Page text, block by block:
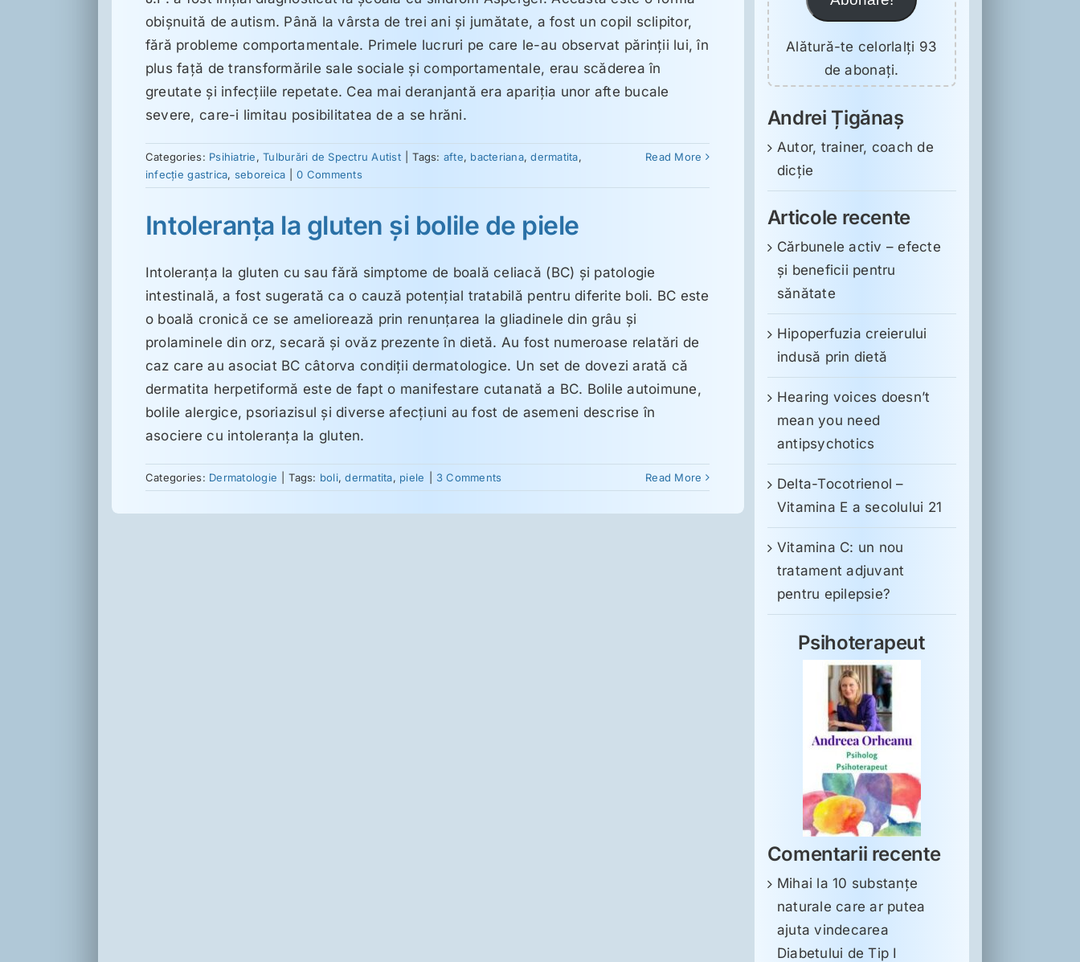
obişnuită de autism. Până la vârsta de trei ani şi jumătate, a fost un copil sclipitor,
fără probleme comportamentale. Primele lucruri pe care le-au observat părinţii lui, în
plus faţă de transformările sale sociale şi comportamentale, erau scăderea în
greutate şi infecţiile repetate. Cea mai deranjantă era apariţia unor afte bucale
severe, care-i limitau posibilitatea de a se hrăni.
Categories: Psihiatrie,Tulburări de Spectru Autist Tags: afte, bacteriana,dermatita,
infecție gastrica, seboreica 0 Comments
Read More
Intoleranţa la gluten şi bolile de piele
Intoleranţa la gluten cu sau fără simptome de boală celiacă (BC) şi patologie
intestinală, a fost sugerată ca o cauză potenţial tratabilă pentru diferite boli. BC este
o boală cronică ce se ameliorează prin renunţarea la gliadinele din grâu şi
prolaminele din orz, secară şi ovăz prezente în dietă. Au fost numeroase relatări de
caz care au asociat BC câtorva condiţii dermatologice. Un set de dovezi arată că
dermatita herpetiformă este de fapt o manifestare cutanată a BC. Bolile autoimune,
bolile alergice, psoriazisul şi diverse afecţiuni au fost de asemeni descrise în
asociere cu intoleranţa la gluten.
Categories: Dermatologie Tags: boli,dermatita, piele 3 Comments Read More
Alătură-te celorlalți 93
de abonați.
Andrei Țigănaș
Autor, trainer, coach de
dicție
Articole recente
Cărbunele activ – efecte
și beneficii pentru
sănătate
Hipoperfuzia creierului
indusă prin dietă
Hearing voices doesn’t
mean you need
antipsychotics
Delta-Tocotrienol –
Vitamina E a secolului 21
Vitamina C: un nou
tratament adjuvant
pentru epilepsie?
Psihoterapeut
Comentarii recente
Mihai la10 substanţe
naturale care ar putea
ajuta vindecarea
Diabetului de Tip I